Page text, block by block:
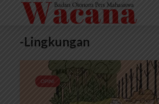
-Lingkungan
OPINI